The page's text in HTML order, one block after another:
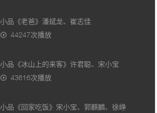
小品《老爸》潘斌龙、崔志佳
44247次播放
小品《冰山上的来客》许君聪、宋小宝
43616次播放
小品《回家吃饭》宋小宝、郭麒麟、徐峥